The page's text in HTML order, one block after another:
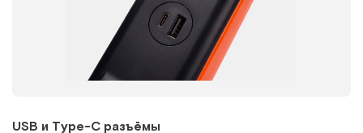
USB и Type-C разъёмы